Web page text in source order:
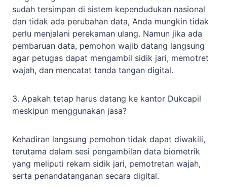
sudah tersimpan di sistem kependudukan nasional
dan tidak ada perubahan data, Anda mungkin tidak
perlu menjalani perekaman ulang. Namun jika ada
pembaruan data, pemohon wajib datang langsung
agar petugas dapat mengambil sidik jari, memotret
wajah, dan mencatat tanda tangan digital.
3. Apakah tetap harus datang ke kantor Dukcapil
meskipun menggunakan jasa?
Kehadiran langsung pemohon tidak dapat diwakili,
terutama dalam sesi pengambilan data biometrik
yang meliputi rekam sidik jari, pemotretan wajah,
serta penandatanganan secara digital.